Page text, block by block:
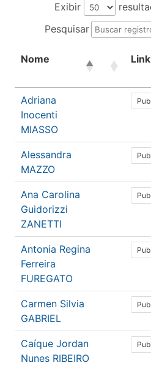
Exibir
Pesquisar
Nome
Adriana
Inocenti
MIASSO
Alessandra
MAZZO
Ana Carolina
Guidorizzi
ZANETTI
Antonia Regina
Ferreira
FUREGATO
Carmen Silvia
GABRIEL
Caíque Jordan
Nunes RIBEIRO